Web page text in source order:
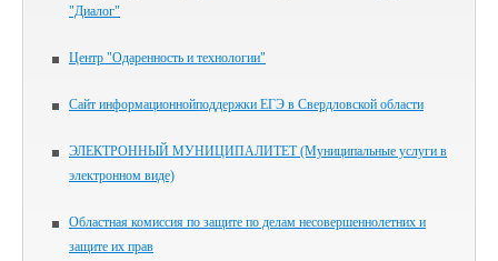
"Диалог"
Центр "Одаренность и технологии"
Сайт информационнойподдержки ЕГЭ в Свердловской области
ЭЛЕКТРОННЫЙ МУНИЦИПАЛИТЕТ (Муниципальные услуги в
электронном виде)
Областная комиссия по защите по делам несовершеннолетних и
защите их прав